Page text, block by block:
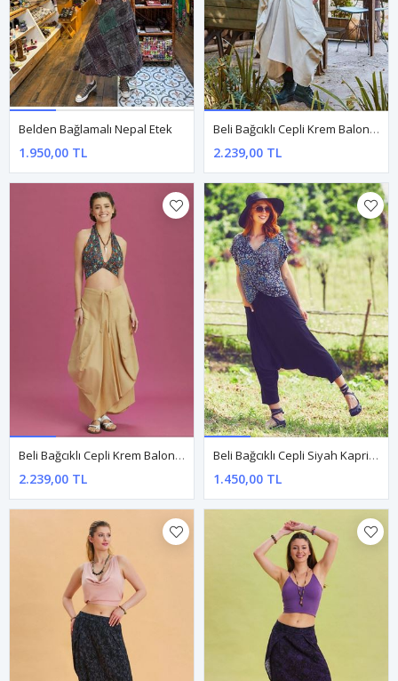
Belden Bağlamalı Nepal Etek
1.950,00 TL
Beli Bağcıklı Cepli Krem Balon Etek
2.239,00 TL
Beli Bağcıklı Cepli Krem Balon Etek
2.239,00 TL
Beli Bağcıklı Cepli Siyah Kapri Şalvar Pantolon
1.450,00 TL